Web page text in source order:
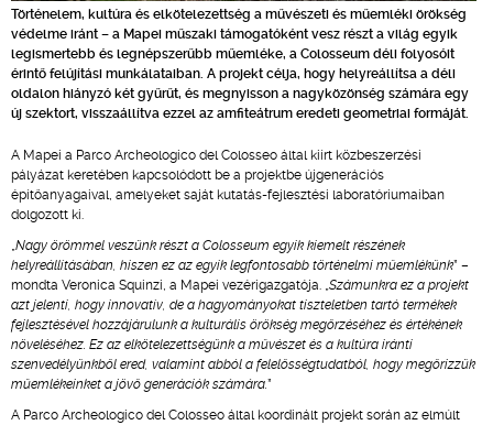
Történelem, kultúra és elkötelezettség a művészeti és műemléki örökség
védelme iránt – a Mapei műszaki támogatóként vesz részt a világ egyik
legismertebb és legnépszerűbb műemléke, a Colosseum déli folyosóit
érintő felújítási munkálataiban. A projekt célja, hogy helyreállítsa a déli
oldalon hiányzó két gyűrűt, és megnyisson a nagyközönség számára egy
új szektort, visszaállítva ezzel az amfiteátrum eredeti geometriai formáját.
A Mapei a Parco Archeologico del Colosseo által kiírt közbeszerzési
pályázat keretében kapcsolódott be a projektbe újgenerációs
építőanyagaival, amelyeket saját kutatás-fejlesztési laboratóriumaiban
dolgozott ki.
„Nagy örömmel veszünk részt a Colosseum egyik kiemelt részének
helyreállításában, hiszen ez az egyik legfontosabb történelmi műemlékünk” –
mondta Veronica Squinzi, a Mapei vezérigazgatója. „Számunkra ez a projekt
azt jelenti, hogy innovatív, de a hagyományokat tiszteletben tartó termékek
fejlesztésével hozzájárulunk a kulturális örökség megőrzéséhez és értékének
növeléséhez. Ez az elkötelezettségünk a művészet és a kultúra iránti
szenvedélyünkből ered, valamint abból a felelősségtudatból, hogy megőrizzük
műemlékeinket a jövő generációk számára.”
A Parco Archeologico del Colosseo által koordinált projekt során az elmúlt